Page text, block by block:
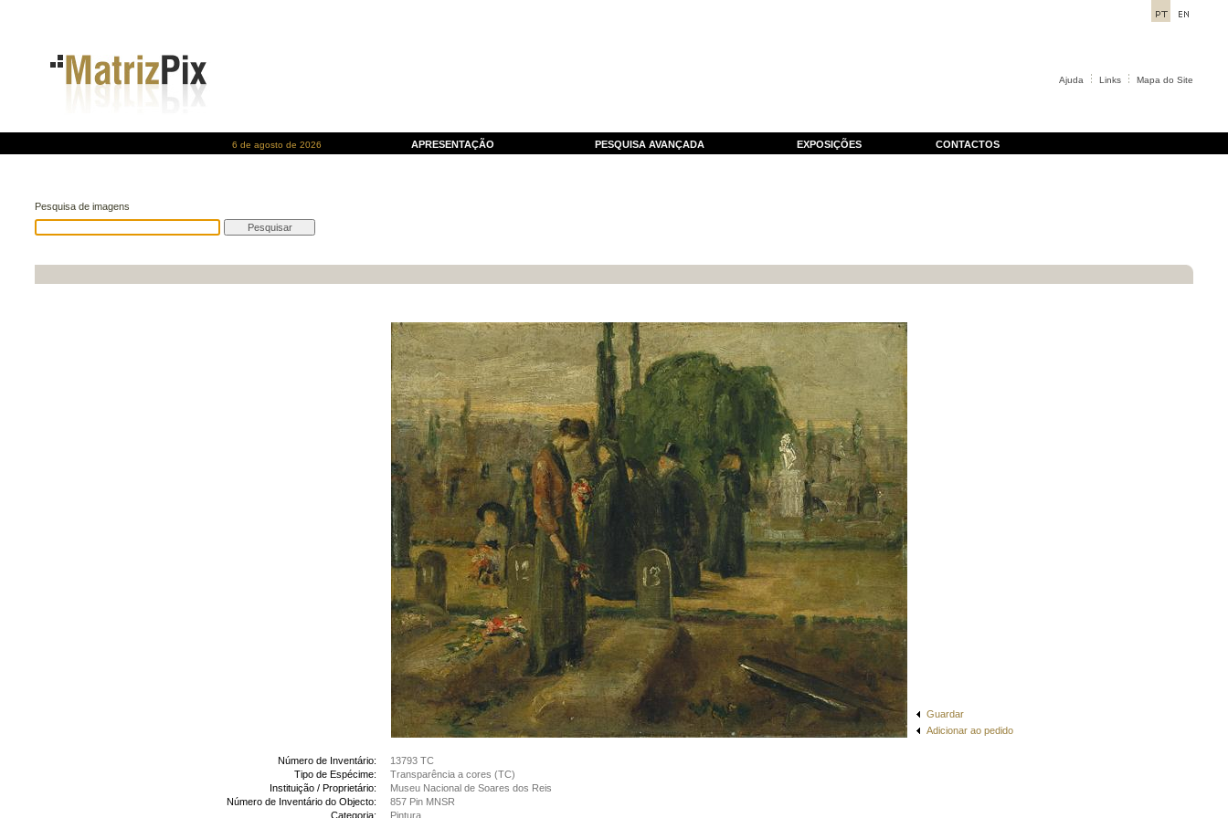
Ajuda Links Mapa do Site
6 de agosto de 2026 APRESENTAÇÃO PESQUISA AVANÇADA EXPOSIÇÕES CONTACTOS
Pesquisa de imagens
Guardar
Adicionar ao pedido
Número de Inventário:
13793 TC
Tipo de Espécime:
Transparência a cores (TC)
Instituição / Proprietário:
Museu Nacional de Soares dos Reis
Número de Inventário do Objecto:
857 Pin MNSR
Categoria:
Pintura